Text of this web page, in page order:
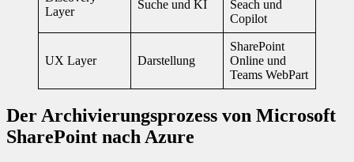
Layer
Suche und KI
Seach und
Copilot
UX Layer Darstellung
SharePoint
Online und
Teams WebPart
Der Archivierungsprozess von Microsoft
SharePoint nach Azure